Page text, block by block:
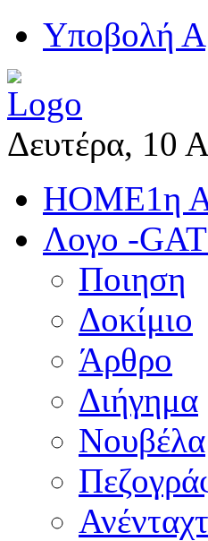
Yποβολή
Δευτέρα, 10
HOME1η
Λογο -
Ποιηση
Δοκίμιο
Άρθρο
Διήγημα
Νουβέλα